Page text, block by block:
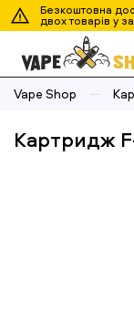
Безкоштовна
двох товарів у
Vape Shop
Картридж